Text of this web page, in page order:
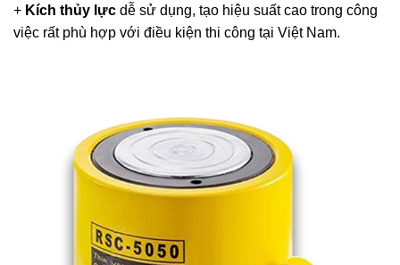
+ Kích thủy lực dễ sử dụng, tạo hiệu suất cao trong công
việc rất phù hợp với điều kiện thi công tại Việt Nam.